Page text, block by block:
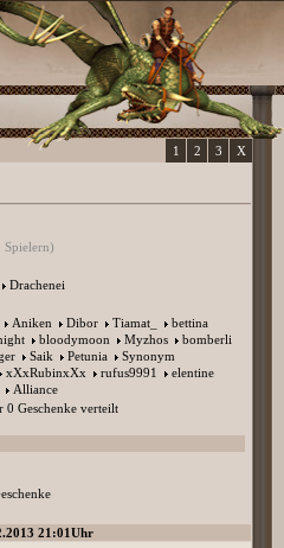
X
3
2
1
Spielern)
Drachenei
Aniken Dibor Tiamat_
bettina
bloodymoon Myzhos
bomberli
Saik Petunia
Synonym
xXxRubinxXx rufus9991
elentine
Alliance
0 Geschenke verteilt
21:01Uhr